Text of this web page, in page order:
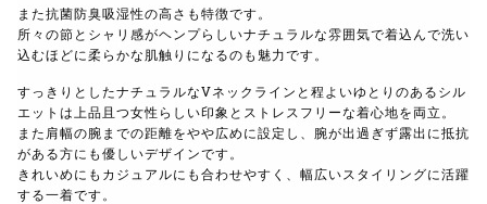
また抗菌防臭吸湿性の高さも特徴です。
所々の節とシャリ感がヘンプらしいナチュラルな雰囲気で着込んで洗い
込むほどに柔らかな肌触りになるのも魅力です。
すっきりとしたナチュラルなVネックラインと程よいゆとりのあるシル
エットは上品且つ女性らしい印象とストレスフリーな着心地を両立。
また肩幅の腕までの距離をやや広めに設定し、腕が出過ぎず露出に抵抗
がある方にも優しいデザインです。
きれいめにもカジュアルにも合わせやすく、幅広いスタイリングに活躍
する一着です。